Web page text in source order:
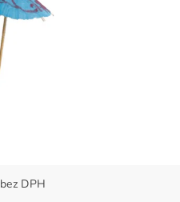
15 Kč bez DPH